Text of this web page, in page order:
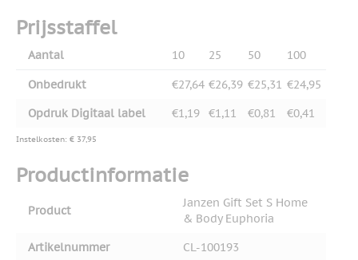
Prijsstaffel
Aantal 10 25 50 100
Onbedrukt €27,64 €26,39 €25,31 €24,95
Opdruk Digitaal label
€1,19 €1,11 €0,81 €0,41
Instelkosten: € 37,95
Productinformatie
Product
Janzen Gift Set S Home
& Body Euphoria
Artikelnummer
CL-100193